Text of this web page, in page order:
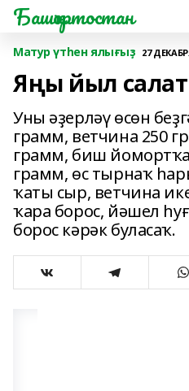
Башҡортостан
Матур үтһен ялығыҙ 27
Яңы йыл
Уны әҙерләү өсөн
грамм, ветчина 250
грамм, биш
грамм, өс тырнаҡ
ҡаты сыр, ветчина
ҡара борос, йәшел
борос кәрәк буласаҡ.